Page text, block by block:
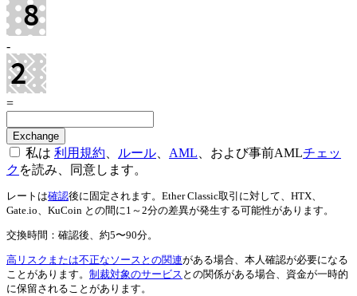
-
=
私は 利用規約、 ルール、 AML、および事前AMLチェッ
ク を読み、同意します。
レートは確認後に固定されます。Ether Classic取引に対して、HTX、
Gate.io、KuCoin との間に1～2分の差異が発生する可能性があります。
交換時間：確認後、約5〜90分。
高リスクまたは不正なソースとの関連がある場合、本人確認が必要になる
ことがあります。 制裁対象のサービス との関係がある場合、資金が一時的
に保留されることがあります。